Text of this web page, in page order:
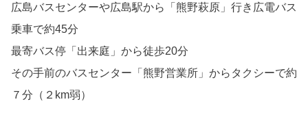
広島バスセンターや広島駅から「熊野萩原」行き広電バス
乗車で約45分
最寄バス停「出来庭」から徒歩20分
その手前のバスセンター「熊野営業所」からタクシーで約
７分（２km弱）